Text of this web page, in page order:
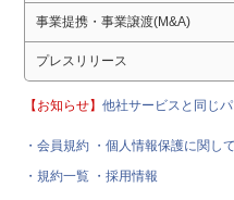
事業提携・事業譲渡(M&A)
プレスリリース
【お知らせ】他社サービスと同じ
・会員規約 ・個人情報保護に関して
・規約一覧 ・採用情報